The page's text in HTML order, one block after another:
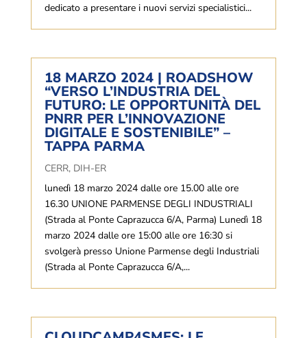
dedicato a presentare i nuovi servizi specialistici...
18 MARZO 2024 | ROADSHOW
“VERSO L’INDUSTRIA DEL
FUTURO: LE OPPORTUNITÀ DEL
PNRR PER L’INNOVAZIONE
DIGITALE E SOSTENIBILE” –
TAPPA PARMA
CERR, DIH-ER
lunedì 18 marzo 2024 dalle ore 15.00 alle ore
16.30 UNIONE PARMENSE DEGLI INDUSTRIALI
(Strada al Ponte Caprazucca 6/A, Parma) Lunedì 18
marzo 2024 dalle ore 15:00 alle ore 16:30 si
svolgerà presso Unione Parmense degli Industriali
(Strada al Ponte Caprazucca 6/A,...